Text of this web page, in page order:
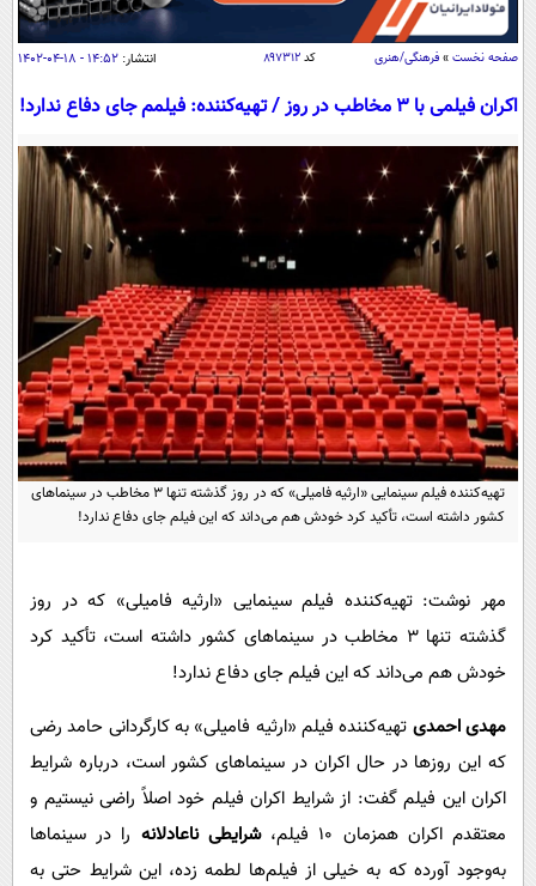
سیاسی
اقتصاد
یک برش دانایی
محیط زیست
سفر و تفریح
بین الملل
سیاست خارجی
فرهنگ و هنر
علم و دانش
فناوری و It
علمی
اخبار کریپتو
قرآن
گوناگون
سرگرمی
باشگاه مغز
مجله تصویری سلاح
فیلم
اقتصاد
ورزش
سیاست
فناوری
گوناگون
حوادث
محیط زیست
سلامت
فرهنگی
عصر ایران 2
خواندنی ها و دیدنی ها
داستان کوتاه
آشپزی
دانلود
آموزش زبان
صفحه نخست » فرهنگی/هنری کد۸۹۷۳۱۲ انتشار: ۱۴:۵۲ - ۱۸-۰۴-۱۴۰۲
اکران فیلمی با ۳ مخاطب در روز / تهیه‌کننده: فیلمم جای دفاع ندارد!
تهیه‌کننده فیلم سینمایی «ارثیه فامیلی» که در روز گذشته تنها ۳ مخاطب در سینماهای
کشور داشته است، تأکید کرد خودش هم می‌داند که این فیلم جای دفاع ندارد!
مهر نوشت: تهیه‌کننده فیلم سینمایی «ارثیه فامیلی» که در روز
گذشته تنها ۳ مخاطب در سینماهای کشور داشته است، تأکید کرد
خودش هم می‌داند که این فیلم جای دفاع ندارد!
مهدی احمدی تهیه‌کننده فیلم «ارثیه فامیلی» به کارگردانی حامد رضی
که این روزها در حال اکران در سینماهای کشور است، درباره شرایط
اکران این فیلم گفت: از شرایط اکران فیلم خود اصلاً راضی نیستیم و
معتقدم اکران همزمان ۱۰ فیلم،
شرایطی ناعادلانه را در سینماها
به‌وجود آورده که به خیلی از فیلم‌ها لطمه زده، این شرایط حتی به